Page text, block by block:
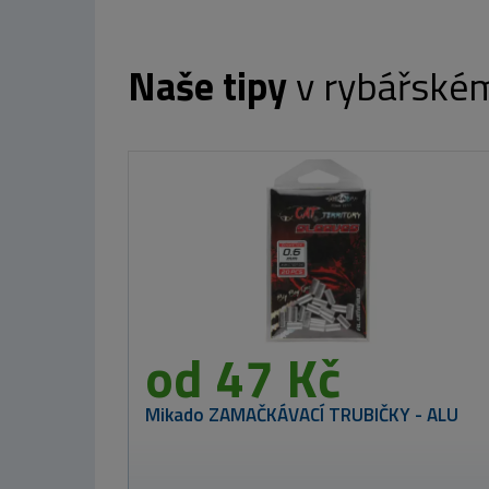
Naše tipyv
MIKBAITS Corn Chips